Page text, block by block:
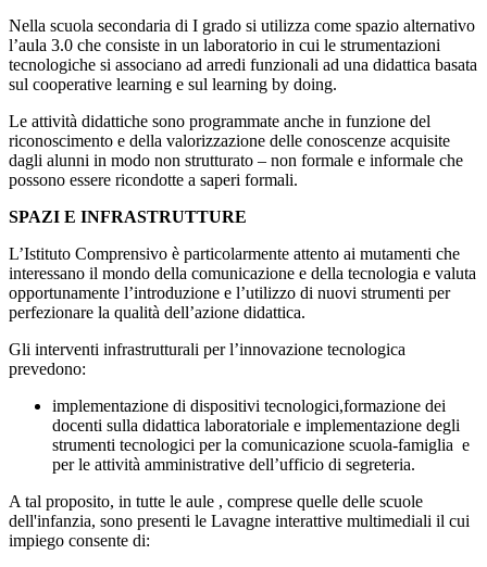
Nella scuola secondaria di I grado si utilizza come spazio alternativo
l’aula 3.0 che consiste in un laboratorio in cui le strumentazioni
tecnologiche si associano ad arredi funzionali ad una didattica basata
sul cooperative learning e sul learning by doing.
Le attività didattiche sono programmate anche in funzione del
riconoscimento e della valorizzazione delle conoscenze acquisite
dagli alunni in modo non strutturato – non formale e informale che
possono essere ricondotte a saperi formali.
SPAZI E INFRASTRUTTURE
L’Istituto Comprensivo è particolarmente attento ai mutamenti che
interessano il mondo della comunicazione e della tecnologia e valuta
opportunamente l’introduzione e l’utilizzo di nuovi strumenti per
perfezionare la qualità dell’azione didattica.
Gli interventi infrastrutturali per l’innovazione tecnologica
prevedono:
implementazione di dispositivi tecnologici,formazione dei
docenti sulla didattica laboratoriale e implementazione degli
strumenti tecnologici per la comunicazione scuola-famiglia e
per le attività amministrative dell’ufficio di segreteria.
A tal proposito, in tutte le aule , comprese quelle delle scuole
dell'infanzia, sono presenti le Lavagne interattive multimediali il cui
impiego consente di: